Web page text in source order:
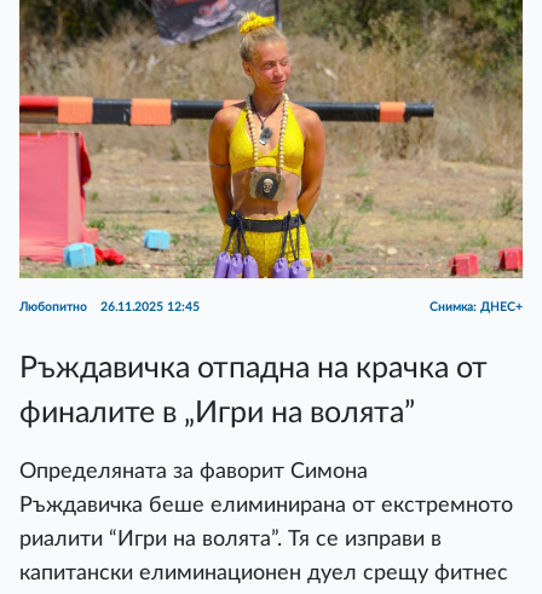
Любопитно 26.11.2025 12:45 Снимка: ДНЕС+
Ръждавичка отпадна на крачка от
финалите в „Игри на волята”
Определяната за фаворит Симона
Ръждавичка беше елиминирана от екстремното
риалити “Игри на волята”. Тя се изправи в
капитански елиминационен дуел срещу фитнес